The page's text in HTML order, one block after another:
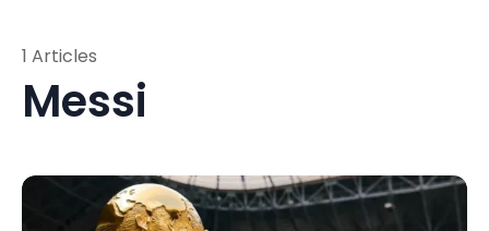
Messi
1 Articles